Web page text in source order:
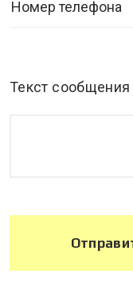
Текст сообщения